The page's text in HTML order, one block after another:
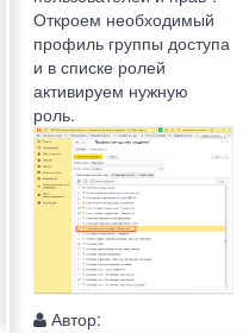
Откроем необходимый
профиль группы доступа
и в списке ролей
активируем нужную
роль.
Автор: